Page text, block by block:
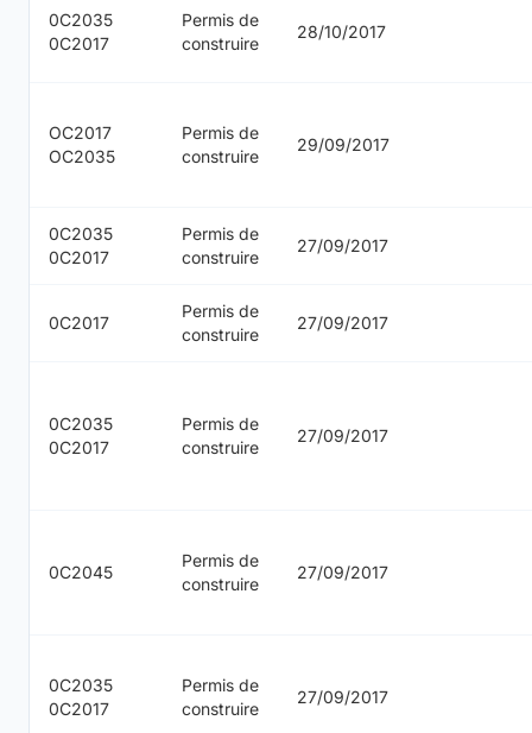
0C2035
0C2017
Permis de
construire
28/10/2017
OC2017
OC2035
Permis de
construire
29/09/2017
0C2035
0C2017
Permis de
construire
27/09/2017
0C2017
Permis de
construire
27/09/2017
0C2035
0C2017
Permis de
construire
27/09/2017
0C2045
Permis de
construire
27/09/2017
0C2035
0C2017
Permis de
construire
27/09/2017